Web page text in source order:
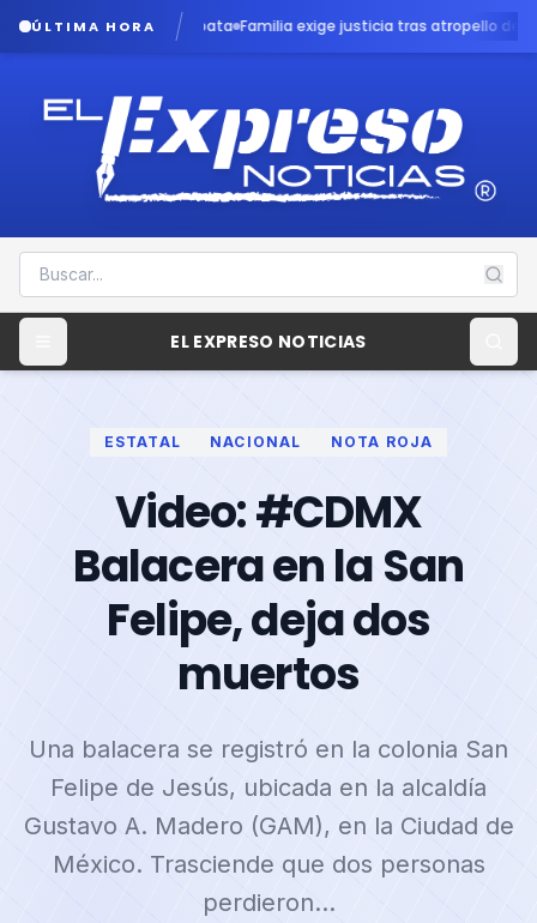
ÚLTIMA HORA
caso Dafne Zapata Familia exige justicia tras atropello de menor
EL EXPRESO NOTICIAS
ESTATAL NACIONAL NOTA ROJA
Video: #CDMX
Balacera en la San
Felipe, deja dos
muertos
Una balacera se registró en la colonia San
Felipe de Jesús, ubicada en la alcaldía
Gustavo A. Madero (GAM), en la Ciudad de
México. Trasciende que dos personas
perdieron…